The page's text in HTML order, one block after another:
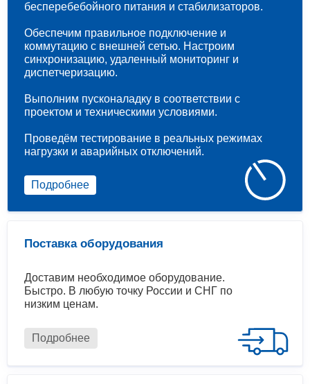
Поставка оборудования
Доставим необходимое оборудование.
Быстро. В любую точку России и СНГ по
низким ценам.
Подробнее
бесперебебойного питания и стабилизаторов.
Обеспечим правильное подключение и
коммутацию с внешней сетью. Настроим
синхронизацию, удаленный мониторинг и
диспетчеризацию.
Выполним пусконаладку в соответствии с
проектом и техническими условиями.
Проведём тестирование в реальных режимах
нагрузки и аварийных отключений.
Подробнее